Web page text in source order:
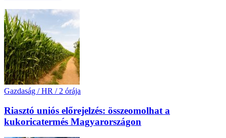
Gazdaság / HR / 2 órája
Riasztó uniós előrejelzés: összeomolhat a
kukoricatermés Magyarországon